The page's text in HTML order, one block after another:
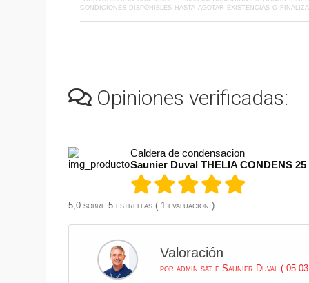
condiciones disponibles hasta agotar existencias o
Opiniones verificadas:
Caldera de condensacion
Saunier Duval THELIA CONDENS 25
5,0 sobre 5 estrellas ( 1 evaluacion )
Valoración
por admin sat-e Saunier Duval ( 05-